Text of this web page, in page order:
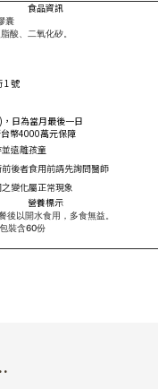
食品資訊
囊
酸、二氧化矽。
1號
日為當月最後一日
幣4000萬元保障
遠離孩童
後者食用前請先詢問醫師
變化屬正常現象
營養標示
後以開水食用，多食無益。
裝含60份